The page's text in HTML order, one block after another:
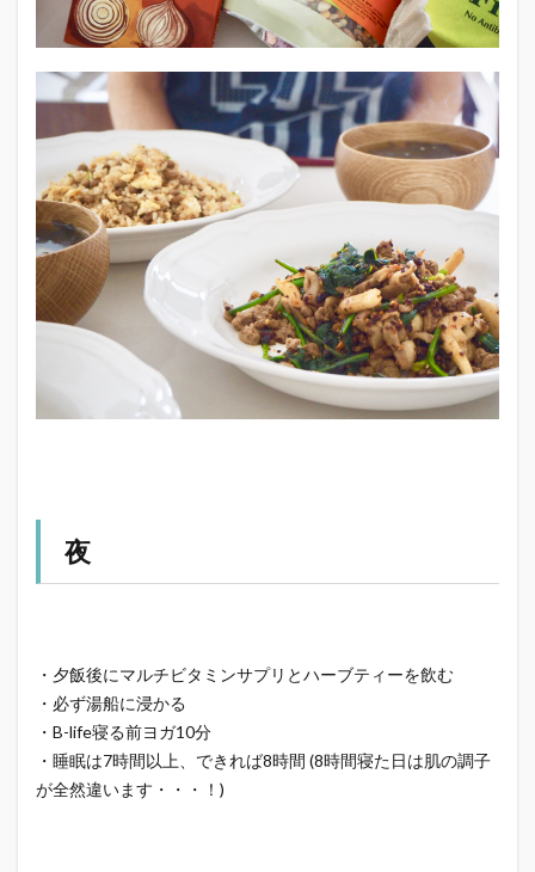
夜
・夕飯後にマルチビタミンサプリとハーブティーを飲む
・必ず湯船に浸かる
・B-life寝る前ヨガ10分
・睡眠は7時間以上、できれば8時間 (8時間寝た日は肌の調子
が全然違います・・・！)